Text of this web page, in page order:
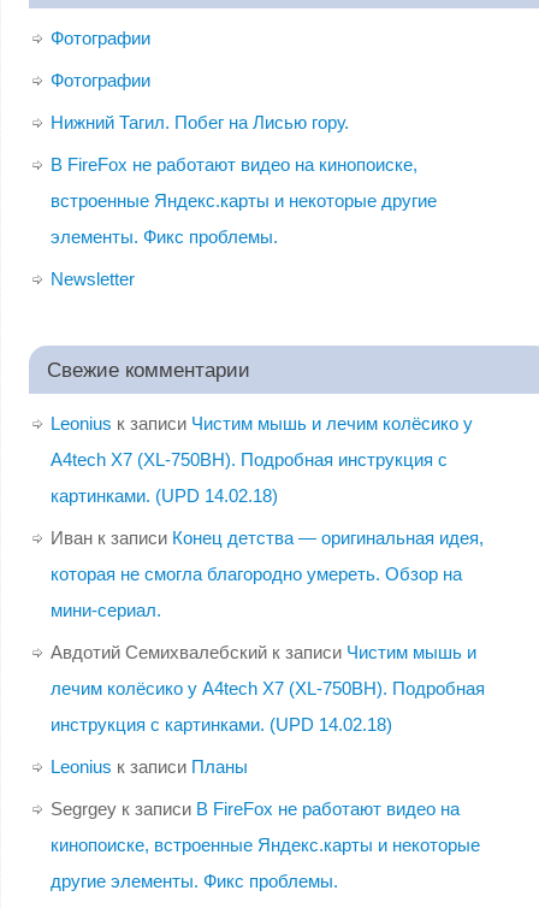
Фотографии
Фотографии
Нижний Тагил. Побег на Лисью гору.
В FireFox не работают видео на кинопоиске,
встроенные Яндекс.карты и некоторые другие
элементы. Фикс проблемы.
Newsletter
Свежие комментарии
Leonius к записи Чистим мышь и лечим колёсико у
A4tech X7 (XL-750BH). Подробная инструкция с
картинками. (UPD 14.02.18)
Иванк записи Конец детства — оригинальная идея,
которая не смогла благородно умереть. Обзор на
мини-сериал.
Авдотий Семихвалебскийк записи Чистим мышь и
лечим колёсико у A4tech X7 (XL-750BH). Подробная
инструкция с картинками. (UPD 14.02.18)
Leonius к записи Планы
Segrgeyк записи В FireFox не работают видео на
кинопоиске, встроенные Яндекс.карты и некоторые
другие элементы. Фикс проблемы.